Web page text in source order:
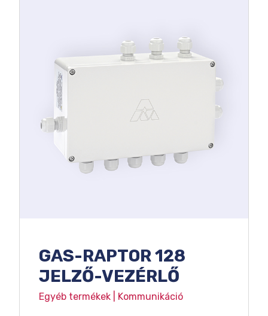
GAS-RAPTOR 128
JELZŐ-VEZÉRLŐ
Egyéb termékek | Kommunikáció